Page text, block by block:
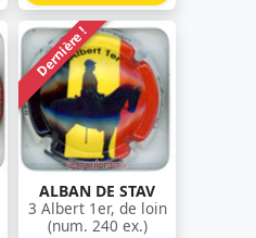
Dernière !
ALBAN DE STAV
3 Albert 1er, de loin
(num. 240 ex.)